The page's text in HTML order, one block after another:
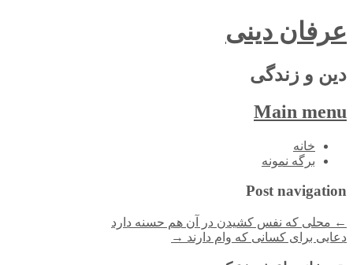
عرفان دینی
دین و زندگی
Main menu
Skip
خانه
برگه نمونه
Post navigation
← محلی که نفس کشیدن در آن هم حسنه دارد
دعایی برای کسانی که وام دارند →